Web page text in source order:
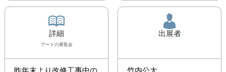
詳細
アート の展覧会
昨年末より改修工事中の
出展者
竹内公太